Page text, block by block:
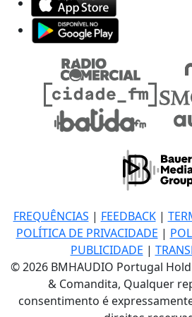
FREQUÊNCIAS | FEEDBACK|
POLÍTICA DE PRIVACIDADE |
PUBLICIDADE |
© 2026 BMHAUDIO Portugal
& Comandita, Qualquer
consentimento é